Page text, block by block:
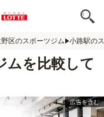
区のスポーツジム 小路駅の
ムを比較して